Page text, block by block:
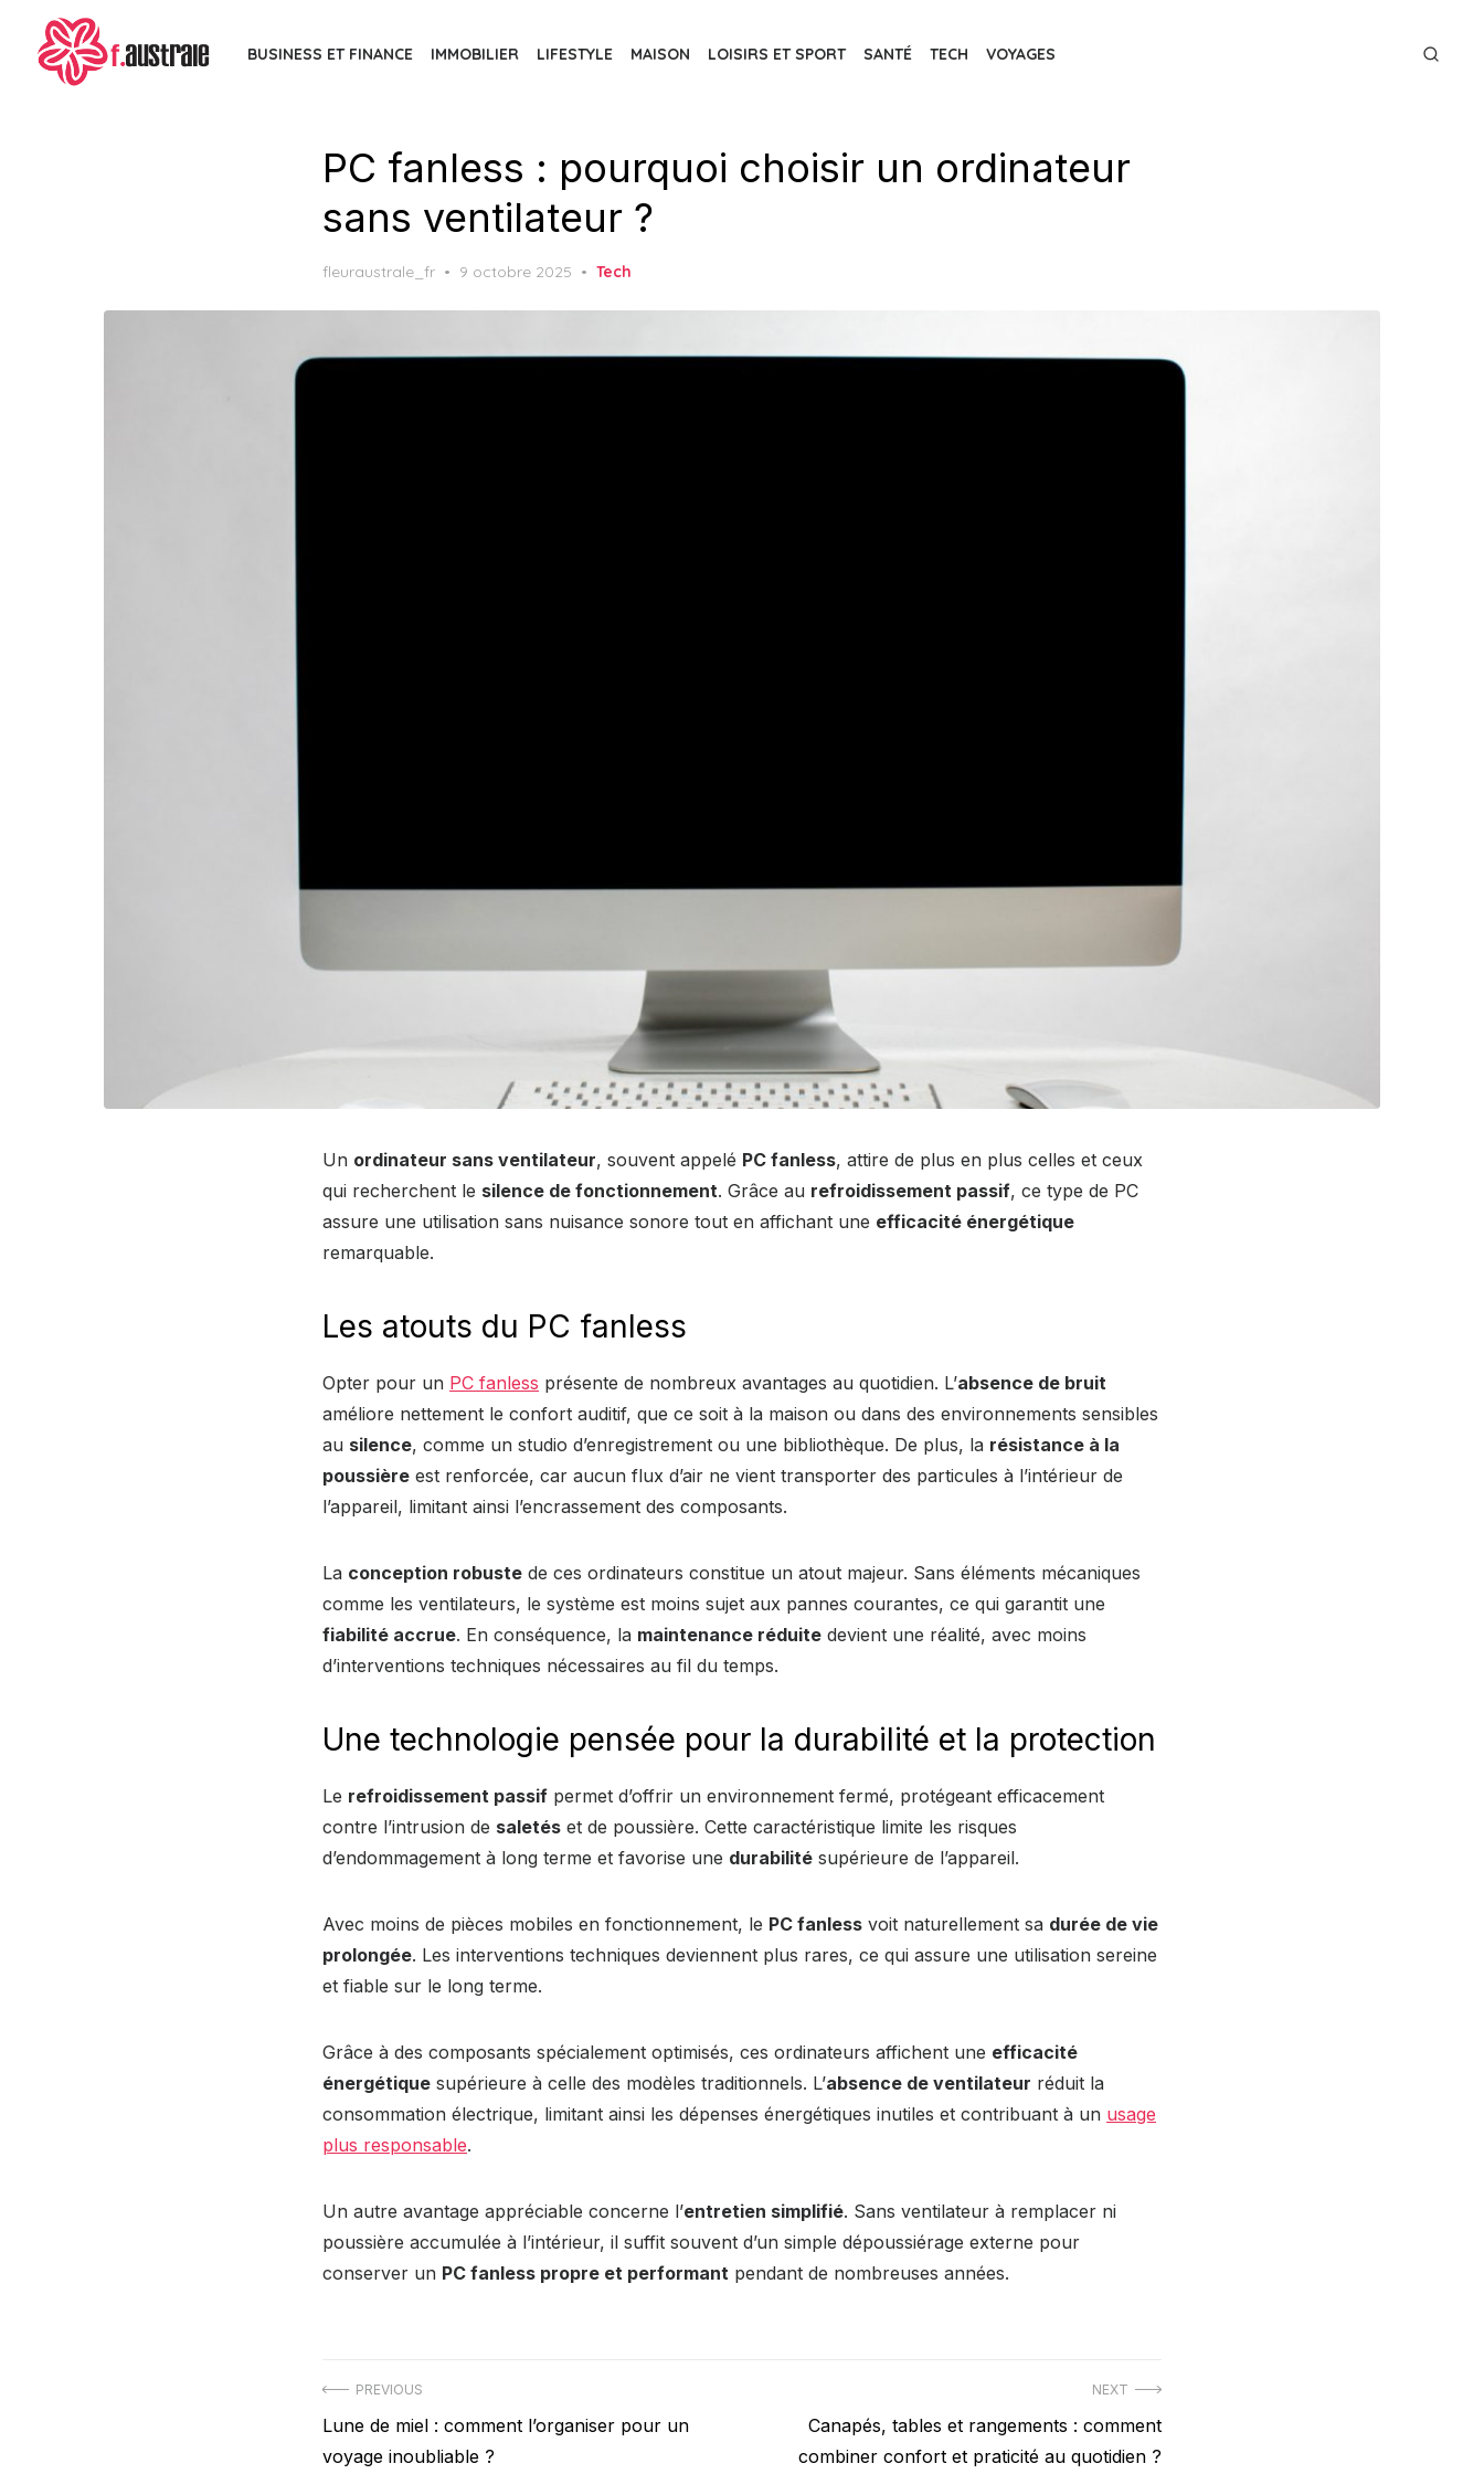
BUSINESS ET FINANCE IMMOBILIER LIFESTYLE MAISON LOISIRS ET SPORT SANTÉ TECH VOYAGES
PC fanless : pourquoi choisir un ordinateur
sans ventilateur ?
fleuraustrale_fr
Posted
9 octobre 2025 Tech
Un ordinateur sans ventilateur, souvent appelé PC fanless, attire de plus en plus celles et ceux
qui recherchent le silence de fonctionnement. Grâce au refroidissement passif, ce type de PC
assure une utilisation sans nuisance sonore tout en affichant une efficacité énergétique
remarquable.
Les atouts du PC fanless
Opter pour un PC fanless présente de nombreux avantages au quotidien. L’absence de bruit
améliore nettement le confort auditif, que ce soit à la maison ou dans des environnements sensibles
au silence, comme un studio d’enregistrement ou une bibliothèque. De plus, la résistance à la
poussière est renforcée, car aucun flux d’air ne vient transporter des particules à l’intérieur de
l’appareil, limitant ainsi l’encrassement des composants.
La conception robuste de ces ordinateurs constitue un atout majeur. Sans éléments mécaniques
comme les ventilateurs, le système est moins sujet aux pannes courantes, ce qui garantit une
fiabilité accrue. En conséquence, la maintenance réduite devient une réalité, avec moins
d’interventions techniques nécessaires au fil du temps.
Une technologie pensée pour la durabilité et la protection
Le refroidissement passif permet d’offrir un environnement fermé, protégeant efficacement
contre l’intrusion de saletés et de poussière. Cette caractéristique limite les risques
d’endommagement à long terme et favorise une durabilité supérieure de l’appareil.
Avec moins de pièces mobiles en fonctionnement, le PC fanless voit naturellement sa durée de vie
prolongée. Les interventions techniques deviennent plus rares, ce qui assure une utilisation sereine
et fiable sur le long terme.
Grâce à des composants spécialement optimisés, ces ordinateurs affichent une efficacité
énergétique supérieure à celle des modèles traditionnels. L’absence de ventilateur réduit la
consommation électrique, limitant ainsi les dépenses énergétiques inutiles et contribuant à un usage
plus responsable.
Un autre avantage appréciable concerne l’entretien simplifié. Sans ventilateur à remplacer ni
poussière accumulée à l’intérieur, il suffit souvent d’un simple dépoussiérage externe pour
conserver un PC fanless propre et performant pendant de nombreuses années.
Navigation
de
PREVIOUS
Previous
post:
Lune de miel : comment l’organiser pour un
voyage inoubliable ?
NEXT
post:
Canapés, tables et rangements : comment
combiner confort et praticité au quotidien ?